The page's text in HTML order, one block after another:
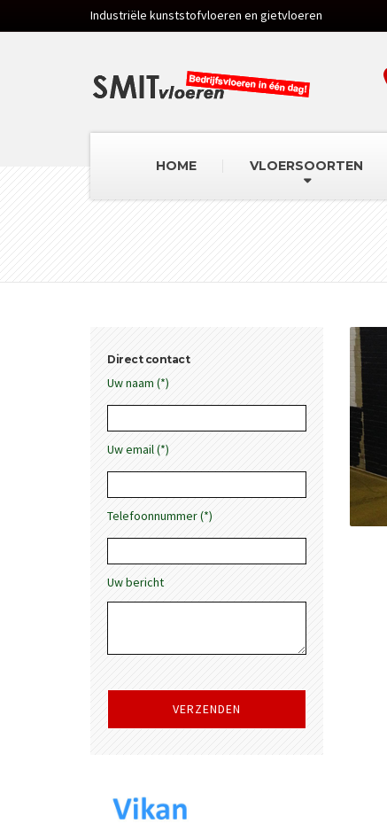
Industriële kunststofvloeren en gietvloeren
HOME VLOERSOORTEN
Direct contact
Uw naam (*)
Uw email (*)
Telefoonnummer (*)
Uw bericht